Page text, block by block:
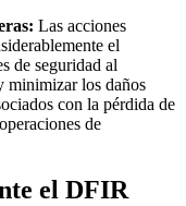
Las acciones
el
de seguridad al
minimizar los daños
con la pérdida de
de
el DFIR